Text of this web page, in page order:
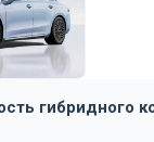
гибридного